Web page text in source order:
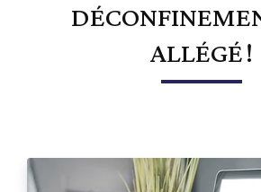
ALLÉGÉ !